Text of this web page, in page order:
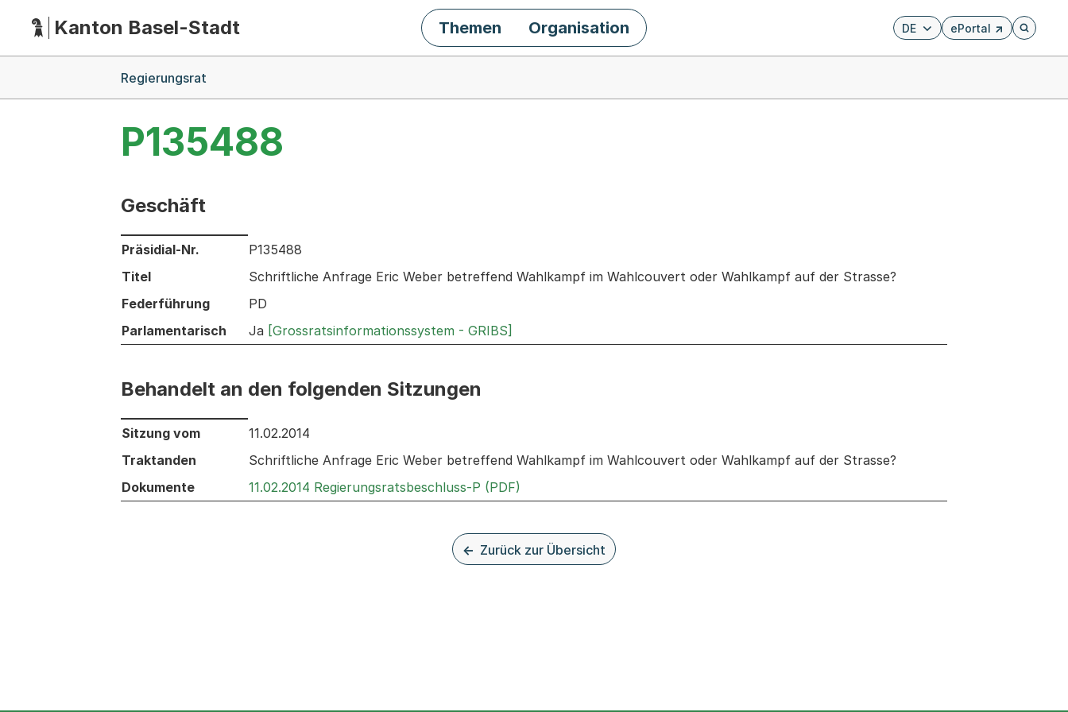
HauptnavigationKanton Basel-Stadt DE ePortal
Externer Link, wird in
Öffnet
Themen Organisation
Regierungsrat
P135488
Geschäft
Informationen zum Ausgewählten Geschäft
Präsidial-Nr.
P135488
Titel
Schriftliche Anfrage Eric Weber betreffend Wahlkampf im Wahlcouvert oder Wahlkampf auf der Strasse?
Federführung
PD
Parlamentarisch
Ja [Grossratsinformationssystem - GRIBS]
Behandelt an den folgenden Sitzungen
Behandelt an den folgenden Sitzungen: Informationen zu den Sitzungen zum Geschäft
Sitzung vom
11.02.2014
Traktanden
Schriftliche Anfrage Eric Weber betreffend Wahlkampf im Wahlcouvert oder Wahlkampf auf der Strasse?
Dokumente
11.02.2014 Regierungsratsbeschluss-P (PDF)
Zurück zur Übersicht